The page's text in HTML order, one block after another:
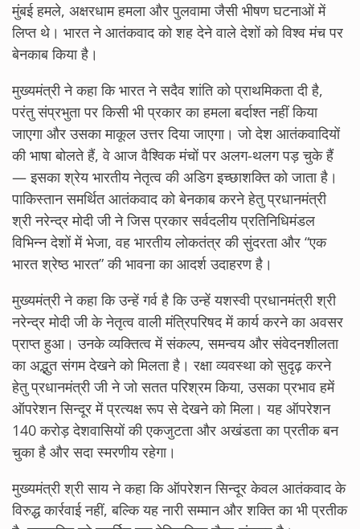
मुंबई हमले, अक्षरधाम हमला और पुलवामा जैसी भीषण घटनाओं में
लिप्त थे। भारत ने आतंकवाद को शह देने वाले देशों को विश्व मंच पर
बेनकाब किया है।
मुख्यमंत्री ने कहा कि भारत ने सदैव शांति को प्राथमिकता दी है,
परंतु संप्रभुता पर किसी भी प्रकार का हमला बर्दाश्त नहीं किया
जाएगा और उसका माकूल उत्तर दिया जाएगा। जो देश आतंकवादियों
की भाषा बोलते हैं, वे आज वैश्विक मंचों पर अलग-थलग पड़ चुके हैं
— इसका श्रेय भारतीय नेतृत्व की अडिग इच्छाशक्ति को जाता है।
पाकिस्तान समर्थित आतंकवाद को बेनकाब करने हेतु प्रधानमंत्री
श्री नरेन्द्र मोदी जी ने जिस प्रकार सर्वदलीय प्रतिनिधिमंडल
विभिन्न देशों में भेजा, वह भारतीय लोकतंत्र की सुंदरता और “एक
भारत श्रेष्ठ भारत” की भावना का आदर्श उदाहरण है।
मुख्यमंत्री ने कहा कि उन्हें गर्व है कि उन्हें यशस्वी प्रधानमंत्री श्री
नरेन्द्र मोदी जी के नेतृत्व वाली मंत्रिपरिषद में कार्य करने का अवसर
प्राप्त हुआ। उनके व्यक्तित्व में संकल्प, समन्वय और संवेदनशीलता
का अद्भुत संगम देखने को मिलता है। रक्षा व्यवस्था को सुदृढ़ करने
हेतु प्रधानमंत्री जी ने जो सतत परिश्रम किया, उसका प्रभाव हमें
ऑपरेशन सिन्दूर में प्रत्यक्ष रूप से देखने को मिला। यह ऑपरेशन
140 करोड़ देशवासियों की एकजुटता और अखंडता का प्रतीक बन
चुका है और सदा स्मरणीय रहेगा।
मुख्यमंत्री श्री साय ने कहा कि ऑपरेशन सिन्दूर केवल आतंकवाद के
विरुद्ध कार्रवाई नहीं, बल्कि यह नारी सम्मान और शक्ति का भी प्रतीक